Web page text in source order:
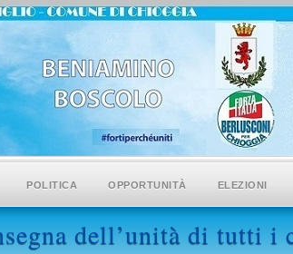
POLITICA OPPORTUNITÀ ELEZIONI
dell’unità di tutti i